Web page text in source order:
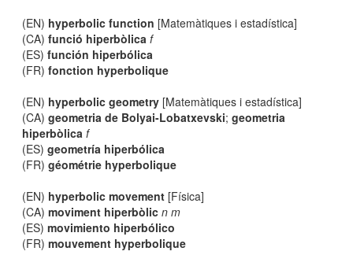
(EN) hyperbolic function [Matemàtiques i estadística]
(CA)funció hiperbòlica f
(ES)función hiperbólica
(FR)fonction hyperbolique
(EN) hyperbolic geometry [Matemàtiques i estadística]
(CA)geometria de Bolyai-Lobatxevski;geometria
hiperbòlica f
(ES)geometría hiperbólica
(FR)géométrie hyperbolique
(EN) hyperbolic movement [Física]
(CA)moviment hiperbòlic n m
(ES)movimiento hiperbólico
(FR)mouvement hyperbolique